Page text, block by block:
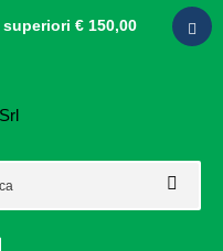
superiori € 150,00